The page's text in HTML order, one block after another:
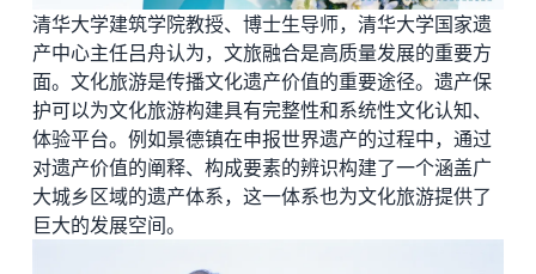
清华大学建筑学院教授、博士生导师，清华大学国家遗
产中心主任吕舟认为，文旅融合是高质量发展的重要方
面。文化旅游是传播文化遗产价值的重要途径。遗产保
护可以为文化旅游构建具有完整性和系统性文化认知、
体验平台。例如景德镇在申报世界遗产的过程中，通过
对遗产价值的阐释、构成要素的辨识构建了一个涵盖广
大城乡区域的遗产体系，这一体系也为文化旅游提供了
巨大的发展空间。